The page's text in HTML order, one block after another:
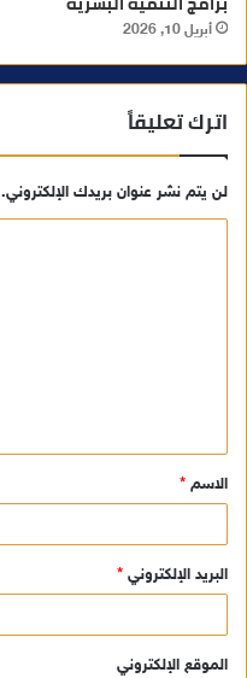
أبريل 10, 2026
اترك تعليقاً
لن يتم نشر عنوان بريدك الإلكتروني.
ق
*
الاسم *
البريد الإلكتروني *
الموقع الإلكتروني